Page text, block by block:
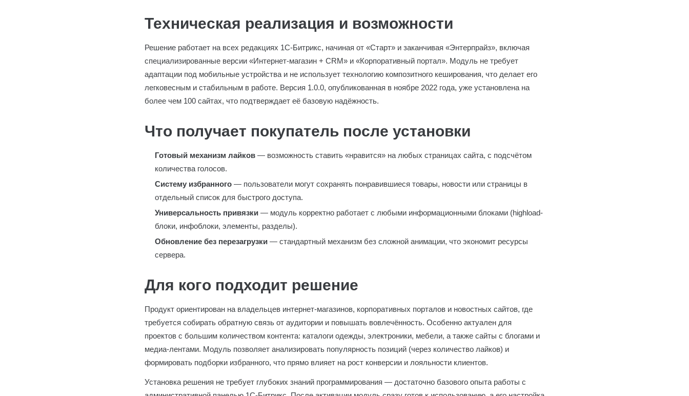
Техническая реализация и возможности
Решение работает на всех редакциях 1С-Битрикс, начиная от «Старт» и заканчивая «Энтерпрайз», включая
специализированные версии «Интернет-магазин + CRM» и «Корпоративный портал». Модуль не требует
адаптации под мобильные устройства и не использует технологию композитного кеширования, что делает его
легковесным и стабильным в работе. Версия 1.0.0, опубликованная в ноябре 2022 года, уже установлена на
более чем 100 сайтах, что подтверждает её базовую надёжность.
Что получает покупатель после установки
Готовый механизм лайков — возможность ставить «нравится» на любых страницах сайта, с подсчётом
количества голосов.
Систему избранного — пользователи могут сохранять понравившиеся товары, новости или страницы в
отдельный список для быстрого доступа.
Универсальность привязки — модуль корректно работает с любыми информационными блоками (highload-
блоки, инфоблоки, элементы, разделы).
Обновление без перезагрузки — стандартный механизм без сложной анимации, что экономит ресурсы
сервера.
Для кого подходит решение
Продукт ориентирован на владельцев интернет-магазинов, корпоративных порталов и новостных сайтов, где
требуется собирать обратную связь от аудитории и повышать вовлечённость. Особенно актуален для
проектов с большим количеством контента: каталоги одежды, электроники, мебели, а также сайты с блогами и
медиа-лентами. Модуль позволяет анализировать популярность позиций (через количество лайков) и
формировать подборки избранного, что прямо влияет на рост конверсии и лояльности клиентов.
Установка решения не требует глубоких знаний программирования — достаточно базового опыта работы с